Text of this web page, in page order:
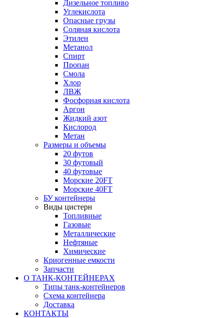
Дизельное топливо
Углекислота
Опасные грузы
Соляная кислота
Этилен
Метанол
Спирт
Пропан
Смола
Хлор
ЛВЖ
Фосфорная кислота
Аргон
Жидкий азот
Кислород
Метан
Размеры и объемы
20 футов
30 футовый
40 футовые
Морские 20FT
Морские 40FT
БУ контейнеры
Виды цистерн
Топливные
Газовые
Металлические
Нефтяные
Химические
Криогенные емкости
Запчасти
О ТАНК-КОНТЕЙНЕРАХ
Типы танк-контейнеров
Схема контейнера
Доставка
КОНТАКТЫ